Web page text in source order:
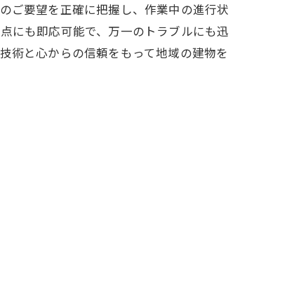
ご要望を正確に把握し、作業中の進行状
にも即応可能で、万一のトラブルにも迅
術と心からの信頼をもって地域の建物を